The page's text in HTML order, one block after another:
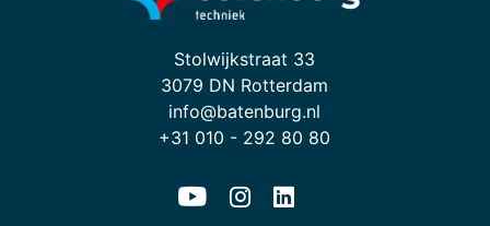
Stolwijkstraat 33
3079 DN Rotterdam
info@batenburg.nl
+31 010 - 292 80 80